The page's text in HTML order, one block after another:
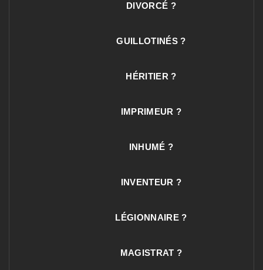
DIVORCÉ ?
GUILLOTINÉS ?
HÉRITIER ?
IMPRIMEUR ?
INHUMÉ ?
INVENTEUR ?
LÉGIONNAIRE ?
MAGISTRAT ?